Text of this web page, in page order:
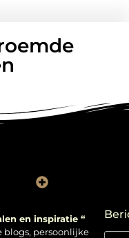
en inspiratie “
blogs, persoonlijke